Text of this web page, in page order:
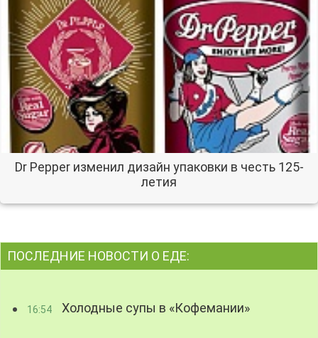
Dr Pepper изменил дизайн упаковки в честь 125-
летия
ПОСЛЕДНИЕ НОВОСТИ О ЕДЕ:
16:54 Холодные супы в «Кофемании»